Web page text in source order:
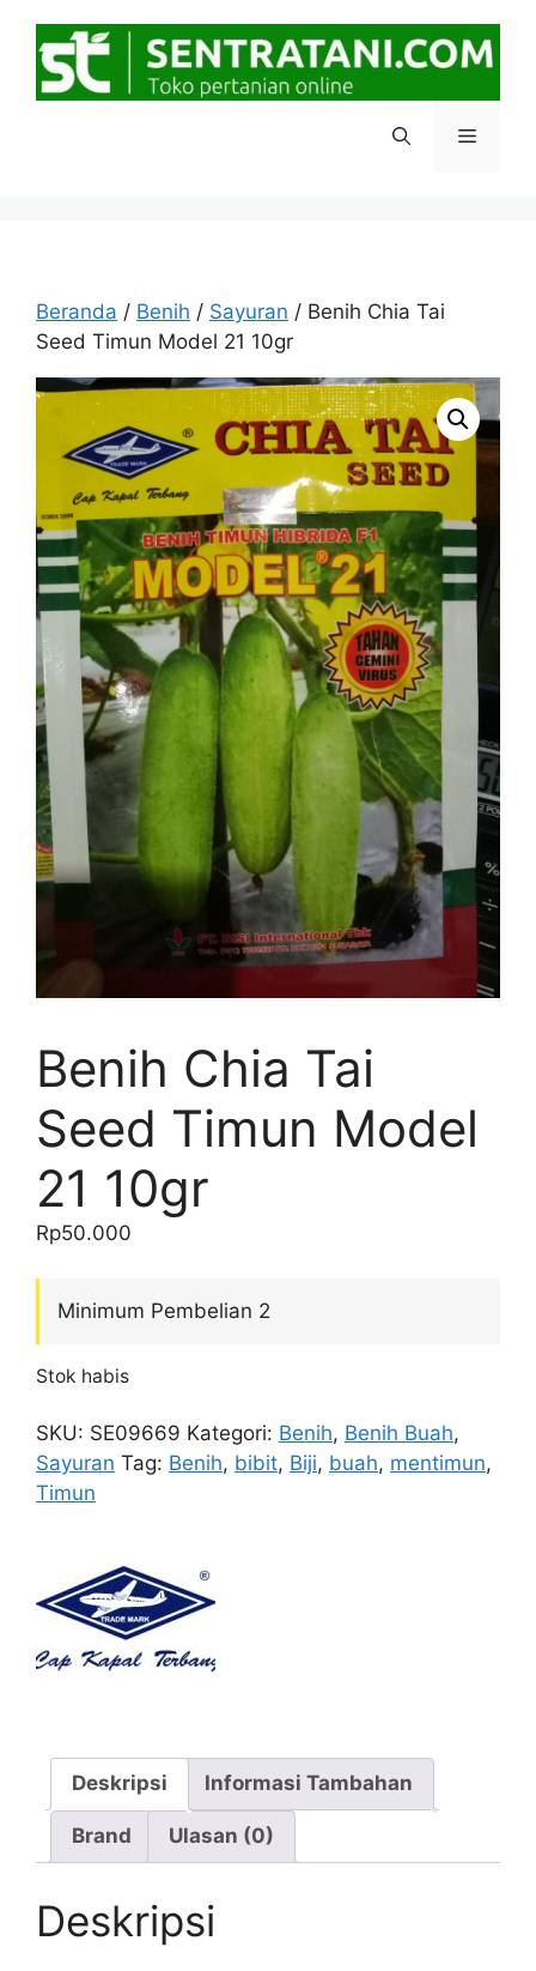
Menu
Beranda / Benih / Sayuran / Benih Chia Tai
Seed Timun Model 21 10gr
Benih Chia Tai
Seed Timun Model
21 10gr
Rp50.000
Minimum Pembelian 2
Stok habis
SKU: SE09669 Kategori: Benih, Benih Buah,
Sayuran Tag: Benih, bibit, Biji, buah, mentimun,
Timun
Deskripsi Informasi Tambahan
Brand Ulasan (0)
Deskripsi